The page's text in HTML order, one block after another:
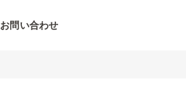
お問い合わせ